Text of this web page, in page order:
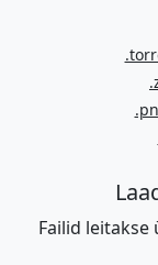
Failid leitakse